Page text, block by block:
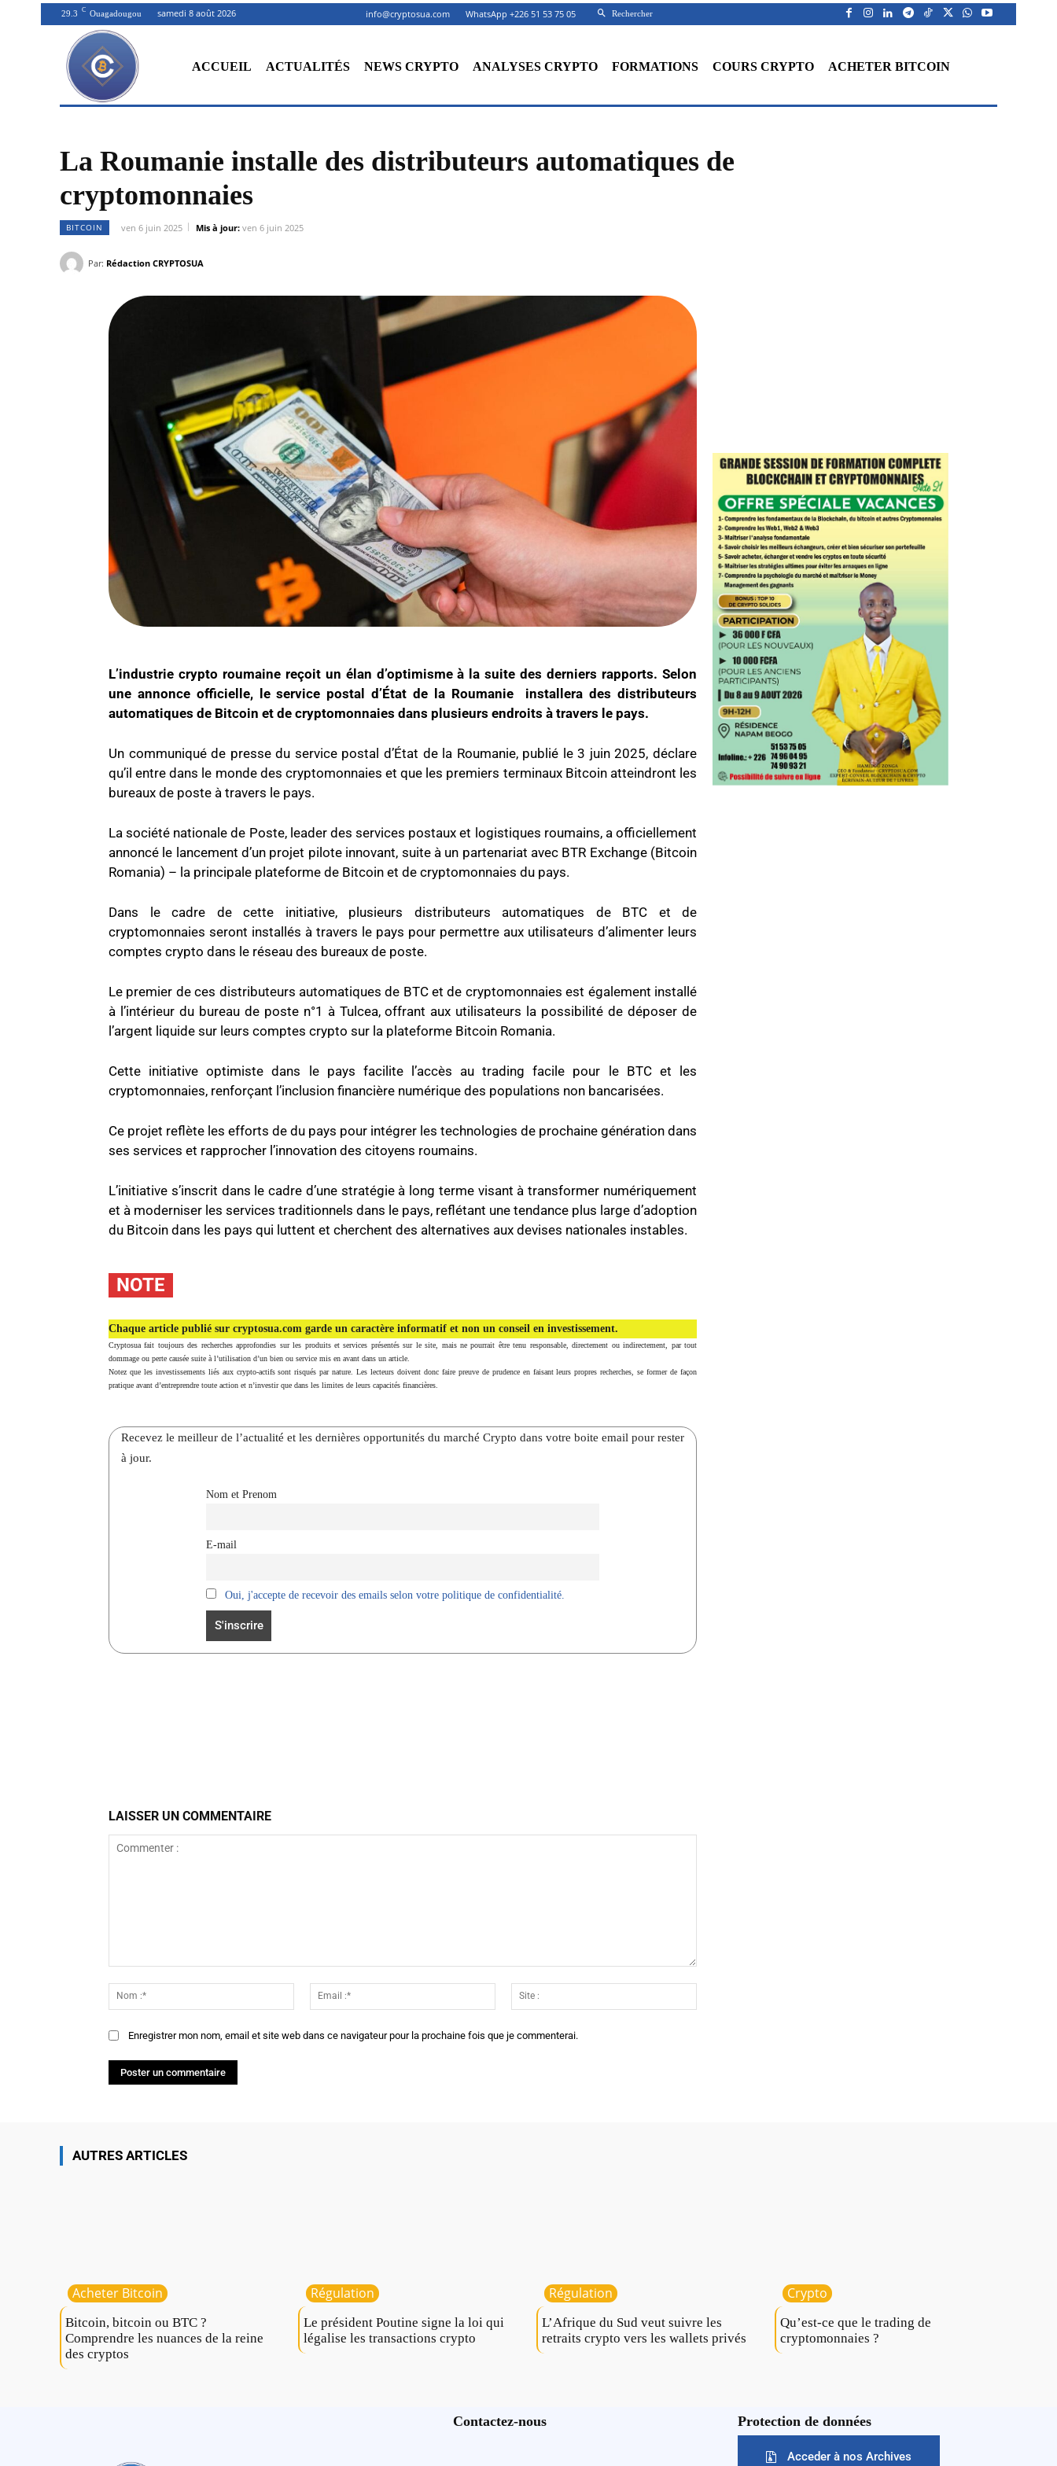
29.3 C Ouagadougou samedi 8 août 2026 info@cryptosua.com WhatsApp +226 51 53 75 05 Rechercher
ACCUEIL ACTUALITÉS NEWS CRYPTO ANALYSES CRYPTO FORMATIONS COURS CRYPTO ACHETER BITCOIN
La Roumanie installe des distributeurs automatiques de
cryptomonnaies
BITCOIN ven 6 juin 2025 Mis à jour: ven 6 juin 2025
Par: Rédaction CRYPTOSUA
L’industrie crypto roumaine reçoit un élan d’optimisme à la suite des derniers rapports. Selon
une annonce officielle, le service postal d’État de la Roumanie installera des distributeurs
automatiques de Bitcoin et de cryptomonnaies dans plusieurs endroits à travers le pays.
Un communiqué de presse du service postal d’État de la Roumanie, publié le 3 juin 2025, déclare
qu’il entre dans le monde des cryptomonnaies et que les premiers terminaux Bitcoin atteindront les
bureaux de poste à travers le pays.
La société nationale de Poste, leader des services postaux et logistiques roumains, a officiellement
annoncé le lancement d’un projet pilote innovant, suite à un partenariat avec BTR Exchange (Bitcoin
Romania) – la principale plateforme de Bitcoin et de cryptomonnaies du pays.
Dans le cadre de cette initiative, plusieurs distributeurs automatiques de BTC et de
cryptomonnaies seront installés à travers le pays pour permettre aux utilisateurs d’alimenter leurs
comptes crypto dans le réseau des bureaux de poste.
Le premier de ces distributeurs automatiques de BTC et de cryptomonnaies est également installé
à l’intérieur du bureau de poste n°1 à Tulcea, offrant aux utilisateurs la possibilité de déposer de
l’argent liquide sur leurs comptes crypto sur la plateforme Bitcoin Romania.
Cette initiative optimiste dans le pays facilite l’accès au trading facile pour le BTC et les
cryptomonnaies, renforçant l’inclusion financière numérique des populations non bancarisées.
Ce projet reflète les efforts de du pays pour intégrer les technologies de prochaine génération dans
ses services et rapprocher l’innovation des citoyens roumains.
L’initiative s’inscrit dans le cadre d’une stratégie à long terme visant à transformer numériquement
et à moderniser les services traditionnels dans le pays, reflétant une tendance plus large d’adoption
du Bitcoin dans les pays qui luttent et cherchent des alternatives aux devises nationales instables.
NOTE
Chaque article publié sur cryptosua.com garde un caractère informatif et non un conseil en investissement.
Cryptosua fait toujours des recherches approfondies sur les produits et services présentés sur le site, mais ne pourrait être tenu responsable, directement ou indirectement, par tout
dommage ou perte causée suite à l’utilisation d’un bien ou service mis en avant dans un article.
Notez que les investissements liés aux crypto-actifs sont risqués par nature. Les lecteurs doivent donc faire preuve de prudence en faisant leurs propres recherches, se former de façon
pratique avant d’entreprendre toute action et n’investir que dans les limites de leurs capacités financières.
Recevez le meilleur de l’actualité et les dernières opportunités du marché Crypto dans votre boite email pour rester
à jour.
Nom et Prenom
E-mail
Oui, j'accepte de recevoir des emails selon votre politique de confidentialité.
LAISSER UN COMMENTAIRE
:*
Email
:*
:
Enregistrer mon nom, email et site web dans ce navigateur pour la prochaine fois que je commenterai.
AUTRES ARTICLES
Acheter Bitcoin
Bitcoin, bitcoin ou BTC ?
Comprendre les nuances de la reine
des cryptos
Régulation
Le président Poutine signe la loi qui
légalise les transactions crypto
Régulation
L’Afrique du Sud veut suivre les
retraits crypto vers les wallets privés
Crypto
Qu’est-ce que le trading de
cryptomonnaies ?
Contactez-nous Protection de données
Acceder à nos Archives